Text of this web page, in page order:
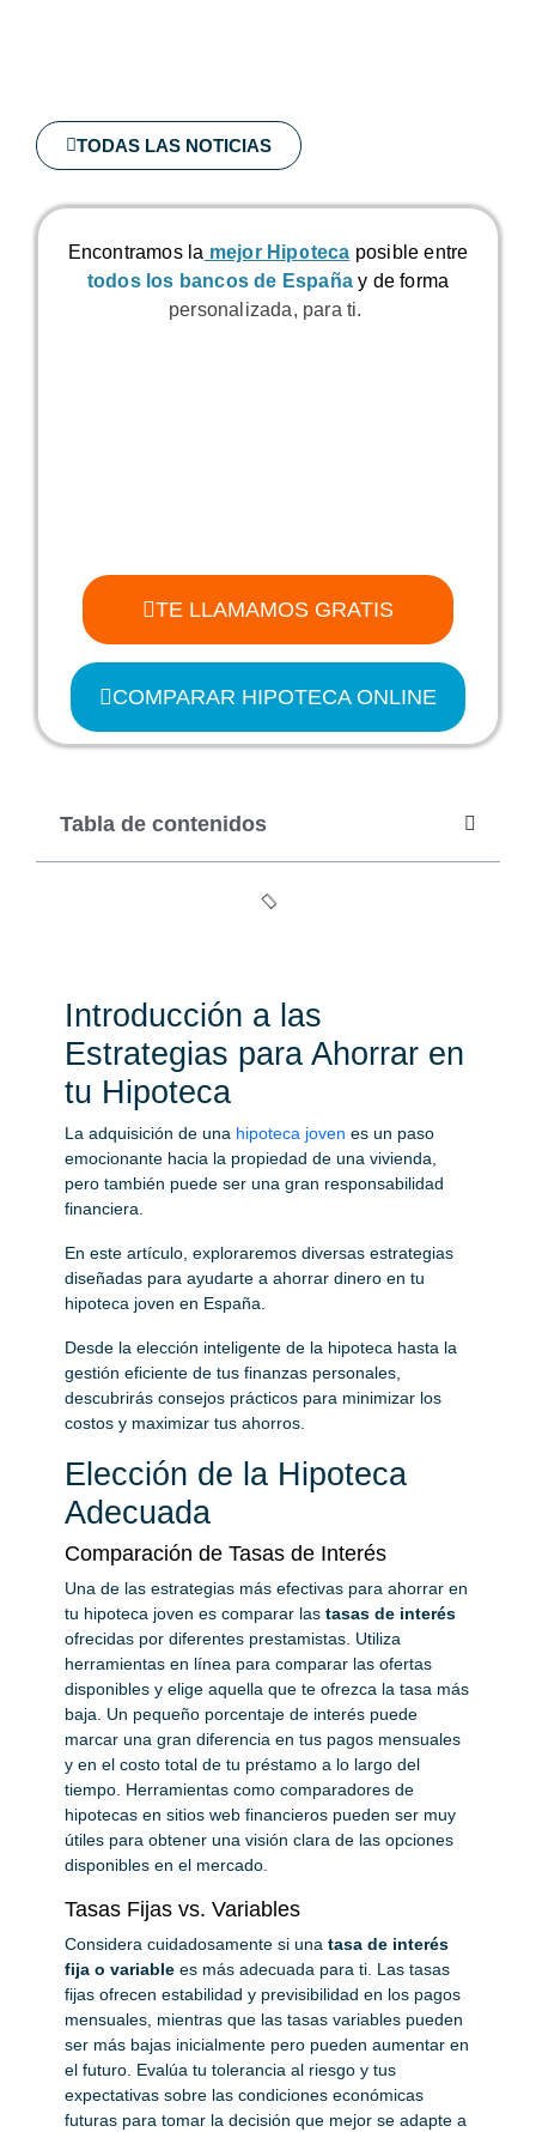
Introducción a las
Estrategias para Ahorrar en
tu Hipoteca
La adquisición de una hipoteca joven es un paso
emocionante hacia la propiedad de una vivienda,
pero también puede ser una gran responsabilidad
financiera.
En este artículo, exploraremos diversas estrategias
diseñadas para ayudarte a ahorrar dinero en tu
hipoteca joven en España.
Desde la elección inteligente de la hipoteca hasta la
gestión eficiente de tus finanzas personales,
descubrirás consejos prácticos para minimizar los
costos y maximizar tus ahorros.
Elección de la Hipoteca
Adecuada
Comparación de Tasas de Interés
Una de las estrategias más efectivas para ahorrar en
tu hipoteca joven es comparar las tasas de interés
ofrecidas por diferentes prestamistas. Utiliza
herramientas en línea para comparar las ofertas
disponibles y elige aquella que te ofrezca la tasa más
baja. Un pequeño porcentaje de interés puede
marcar una gran diferencia en tus pagos mensuales
y en el costo total de tu préstamo a lo largo del
tiempo. Herramientas como comparadores de
hipotecas en sitios web financieros pueden ser muy
útiles para obtener una visión clara de las opciones
disponibles en el mercado.
Tasas Fijas vs. Variables
Considera cuidadosamente si una tasa de interés
fija o variable es más adecuada para ti. Las tasas
fijas ofrecen estabilidad y previsibilidad en los pagos
mensuales, mientras que las tasas variables pueden
ser más bajas inicialmente pero pueden aumentar en
el futuro. Evalúa tu tolerancia al riesgo y tus
expectativas sobre las condiciones económicas
futuras para tomar la decisión que mejor se adapte a
TODAS LAS NOTICIAS
Encontramos la mejor Hipoteca posible entre
todos los bancos de España y de forma
personalizada, para ti.
TE LLAMAMOS GRATIS
COMPARAR HIPOTECA ONLINE
Tabla de contenidos